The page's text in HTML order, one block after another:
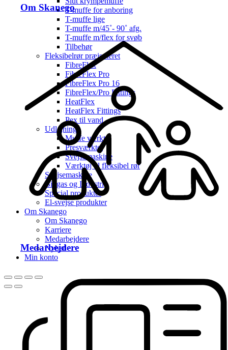
Om Skanego
Medarbejdere
T-muffe for anboring
T-muffe lige
T-muffe m/45˚- 90˚ afg.
T-muffe m/flex for svøb
Tilbehør
Fleksibelrør præisoleret
FibreFlex
FibreFlex Pro
FibreFlex Pro 16
FibreFlex/Pro Fittings
HeatFlex
HeatFlex Fittings
Pex til vand
Udlejning
Muffe værktøj
Presværktøj
Svejsemaskine
Værktøj til fleksibel rør
Svejsemaskine
Biogas og Industri
Special produkter
El-svejse produkter
Om Skanego
Om Skanego
Karriere
Medarbejdere
Nyhed
Min konto